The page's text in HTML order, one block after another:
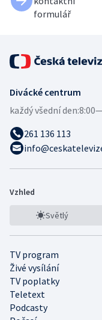
formulář
Divácké centrum
každý všední den:
261 136 113
Vzhled
Světlý
TV program
Živé vysílání
TV poplatky
Teletext
Podcasty